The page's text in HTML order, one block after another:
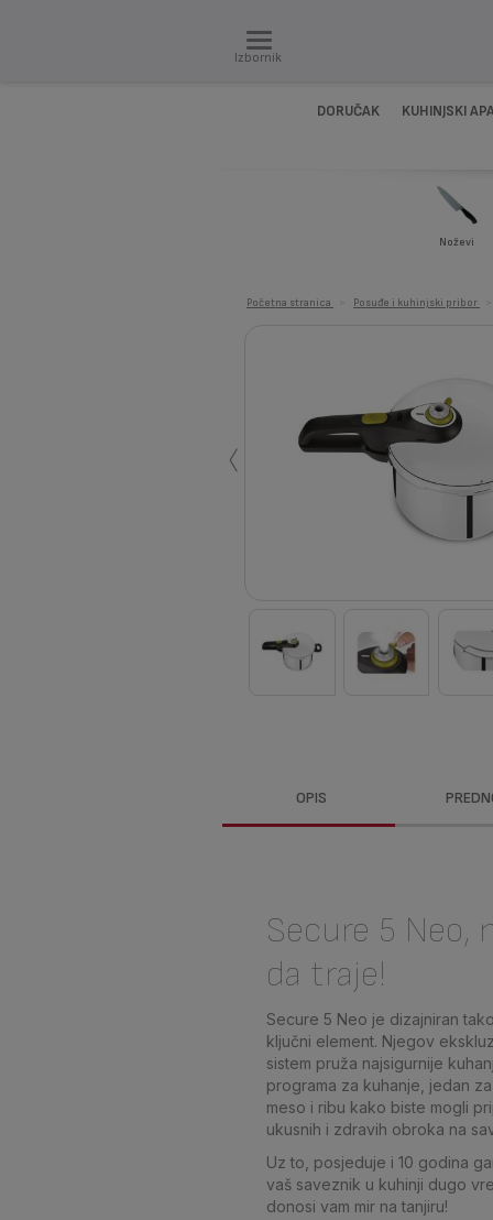
Izbornik
DORUČAK KUHINJSKI
Noževi
Početna stranica Posuđe i kuhinjski pribor
‹
OPIS
Secure 5 Neo,
da traje!
Secure 5 Neo je dizajniran
ključni element. Njegov
sistem pruža najsigurnije
programa za kuhanje, jedan
meso i ribu kako biste mogli
ukusnih i zdravih obroka na
Uz to, posjeduje i 10 godina
vaš saveznik u kuhinji dugo
donosi vam mir na tanjiru!